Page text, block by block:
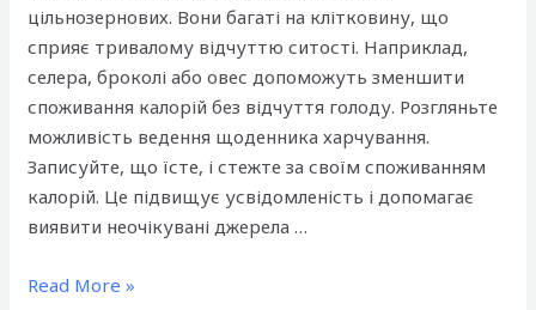
цільнозернових. Вони багаті на клітковину, що
сприяє тривалому відчуттю ситості. Наприклад,
селера, броколі або овес допоможуть зменшити
споживання калорій без відчуття голоду. Розгляньте
можливість ведення щоденника харчування.
Записуйте, що їсте, і стежте за своїм споживанням
калорій. Це підвищує усвідомленість і допомагає
виявити неочікувані джерела …
Секрети
Read More »